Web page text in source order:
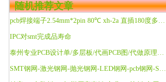
随机推荐文章
pcb焊接端子2.54mm*2pin 80℃ xh-2a 直插180度多少点
IPC对smt完成品寿命
泰州专业PCB设计单/多层板/代画PCB图/代做原理图/绘制电路图
SMT钢网-激光钢网-抛光钢网-LED钢网-pcb钢网-SMT全系列钢网